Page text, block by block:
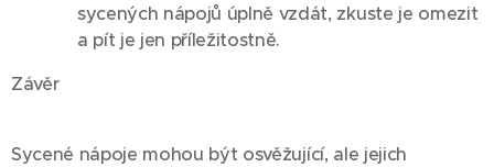
sycených nápojů úplně vzdát, zkuste je omezit
a pít je jen příležitostně.
Závěr
Sycené nápoje mohou být osvěžující, ale jejich